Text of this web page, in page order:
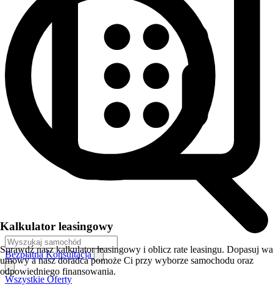
Bezpłatna Konsultacja
Wszystkie Oferty
Kalkulator leasingowy
Sprawdź nasz kalkulator leasingowy i oblicz rate leasingu. Dopasuj
umowy a nasz doradca pomoże Ci przy wyborze samochodu oraz
odpowiedniego finansowania.